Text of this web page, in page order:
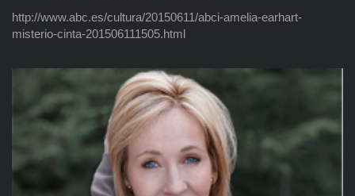
http://www.abc.es/cultura/20150611/abci-amelia-earhart-
misterio-cinta-201506111505.html